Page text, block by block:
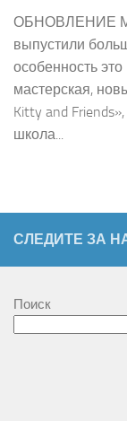
ОБНОВЛЕНИЕ
выпустили
особенность
мастерская,
Kitty and
школа...
СЛЕДИТЕ ЗА
Поиск